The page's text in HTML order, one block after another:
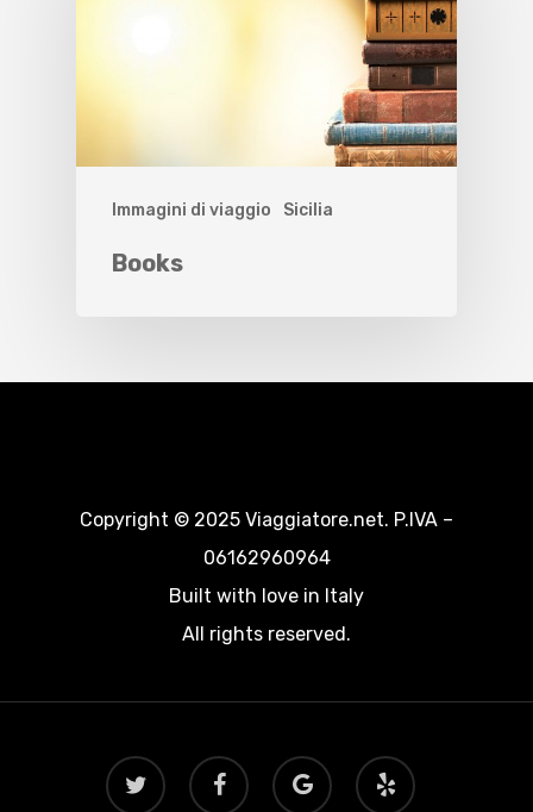
Immagini di viaggio Sicilia
Books
Copyright © 2025 Viaggiatore.net. P.IVA –
06162960964
Built with love in Italy
All rights reserved.
twitter facebook
google-
plus
yelp